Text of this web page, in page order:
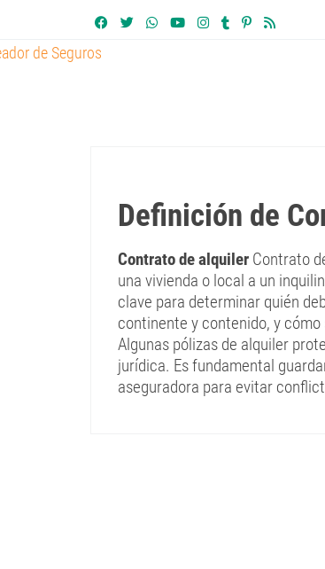
Definición de
Contrato de alquiler Contrato
una vivienda o local a un
clave para determinar quién
continente y contenido, y
Algunas pólizas de alquiler
jurídica. Es fundamental
aseguradora para evitar